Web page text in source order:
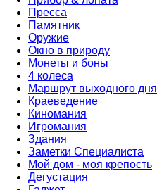
Пресса
Памятник
Оружие
Окно в природу
Монеты и боны
4 колеса
Маршрут выходного дня
Краеведение
Киномания
Игромания
Здания
Заметки Специалиста
Мой дом - моя крепость
Дегустация